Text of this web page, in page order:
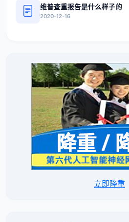
维普查重报告是什么样子的
2020-12-16
立即降重